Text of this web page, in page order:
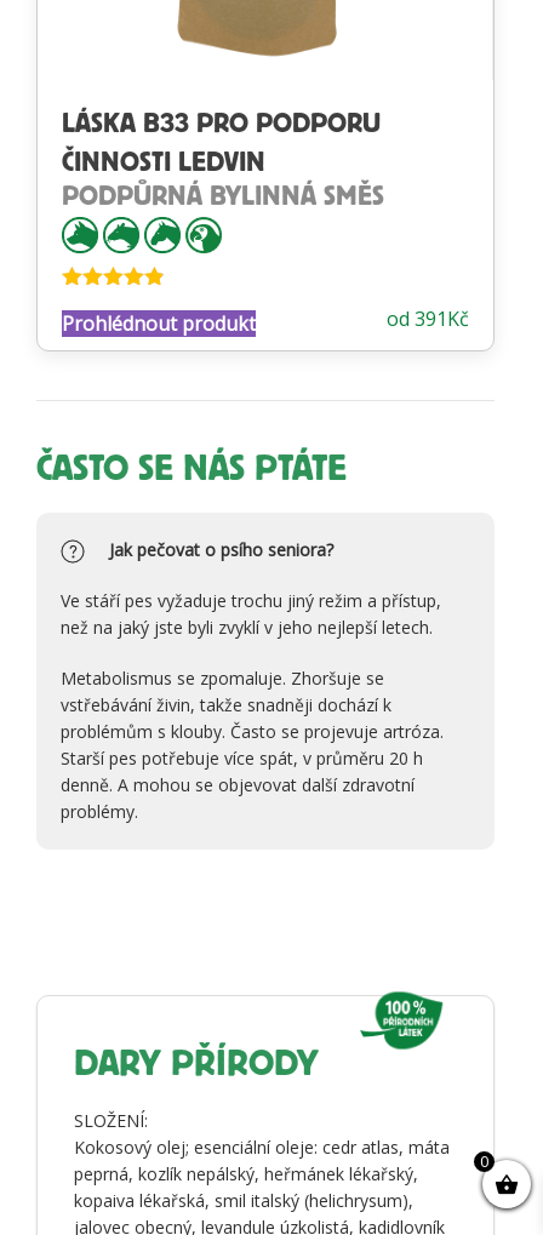
LÁSKA B33 PRO PODPORU
ČINNOSTI LEDVIN
PODPŮRNÁ BYLINNÁ SMĚS
4.82z 5 od 391Kč
Prohlédnout produkt
ČASTO SE NÁS PTÁTE
Jak pečovat o psího seniora?
Ve stáří pes vyžaduje trochu jiný režim a přístup,
než na jaký jste byli zvyklí v jeho nejlepší letech.
Metabolismus se zpomaluje. Zhoršuje se
vstřebávání živin, takže snadněji dochází k
problémům s klouby. Často se projevuje artróza.
Starší pes potřebuje více spát, v průměru 20 h
denně. A mohou se objevovat další zdravotní
problémy.
DARY PŘÍRODY
SLOŽENÍ:
Kokosový olej; esenciální oleje: cedr atlas, máta
peprná, kozlík nepálský, heřmánek lékařský,
kopaiva lékařská, smil italský (helichrysum),
jalovec obecný, levandule úzkolistá, kadidlovník
0